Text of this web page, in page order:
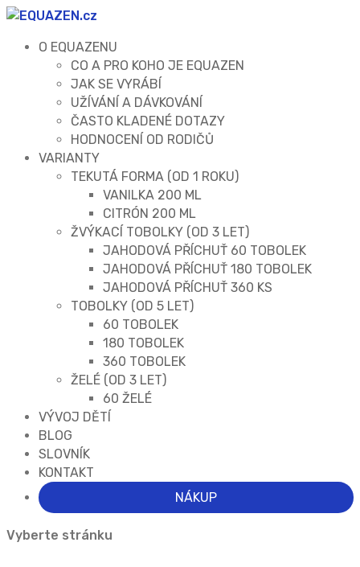
O EQUAZENU
CO A PRO KOHO JE EQUAZEN
JAK SE VYRÁBÍ
UŽÍVÁNÍ A DÁVKOVÁNÍ
ČASTO KLADENÉ DOTAZY
HODNOCENÍ OD RODIČŮ
VARIANTY
TEKUTÁ FORMA (OD 1 ROKU)
VANILKA 200 ML
CITRÓN 200 ML
ŽVÝKACÍ TOBOLKY (OD 3 LET)
JAHODOVÁ PŘÍCHUŤ 60 TOBOLEK
JAHODOVÁ PŘÍCHUŤ 180 TOBOLEK
JAHODOVÁ PŘÍCHUŤ 360 KS
TOBOLKY (OD 5 LET)
60 TOBOLEK
180 TOBOLEK
360 TOBOLEK
ŽELÉ (OD 3 LET)
60 ŽELÉ
VÝVOJ DĚTÍ
BLOG
SLOVNÍK
KONTAKT
NÁKUP
Vyberte stránku